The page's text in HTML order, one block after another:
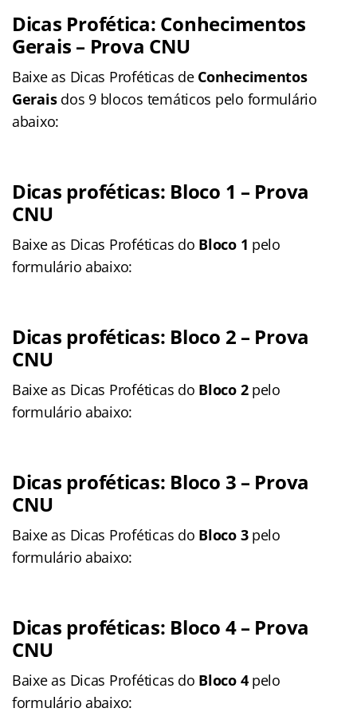
Dicas Profética: Conhecimentos
Gerais – Prova CNU
Baixe as Dicas Proféticas de Conhecimentos
Geraisdos 9 blocos temáticos pelo formulário
abaixo:
Dicas proféticas: Bloco 1 – Prova
CNU
Baixe as Dicas Proféticas do Bloco 1 pelo
formulário abaixo:
Dicas proféticas: Bloco 2 – Prova
CNU
Baixe as Dicas Proféticas do Bloco 2pelo
formulário abaixo:
Dicas proféticas: Bloco 3 – Prova
CNU
Baixe as Dicas Proféticas do Bloco 3pelo
formulário abaixo:
Dicas proféticas: Bloco 4– Prova
CNU
Baixe as Dicas Proféticas do Bloco 4 pelo
formulário abaixo: